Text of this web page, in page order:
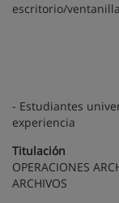
escritorio/
- Estudiantes
experiencia
Titulación
OPERACIONES
ARCHIVOS